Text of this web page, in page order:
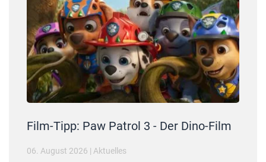
Film-Tipp: Paw Patrol 3 - Der Dino-Film
06. August 2026 | Aktuelles